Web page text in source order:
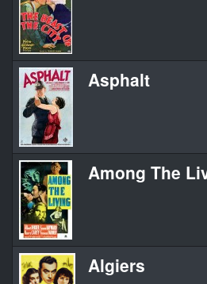
Asphalt
Among The
Algiers